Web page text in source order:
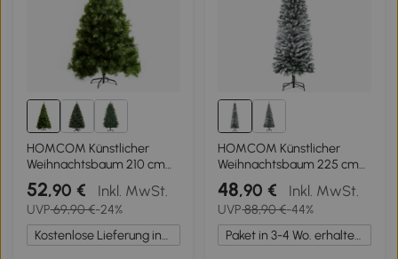
HOMCOM Künstlicher
Weihnachtsbaum 210 cm
Haken-Weihnachtsbaum
mit 505 Spitzen mit
silbernen Akzenten
Christbaum
Weihnachtsdeko inkl.
52,90 € Inkl. MwSt.
UVP69,90 €-24%
Kostenlose Lieferung innerhalb Deutschlands
HOMCOM Künstlicher
Weihnachtsbaum 225 cm
Bleistift Kiefernbaum mit
Schnee, 738 Spitzen für
drinnen
48,90 € Inkl. MwSt.
UVP88,90 €-44%
Paket in 3-4 Wo. erhalten.